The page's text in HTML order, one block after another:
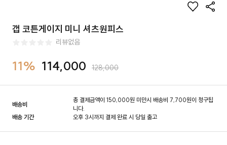
갭 코튼게이지 미니 셔츠원피스
리뷰없음
11% 114,000 128,000
배송비
총 결제금액이 150,000원 미만시 배송비 7,700원이 청구됩
니다.
배송 기간
오후 3시까지 결제 완료 시 당일 출고